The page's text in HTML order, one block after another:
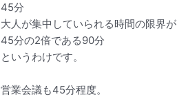
45分
大人が集中していられる時間の限界が
45分の2倍である90分
というわけです。
営業会議も45分程度。